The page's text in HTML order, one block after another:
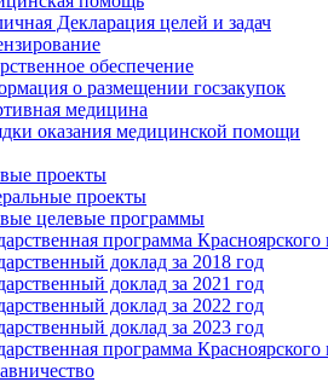
Декларация целей и задач
обеспечение
о размещении госзакупок
медицина
оказания медицинской помощи
проекты
проекты
целевые программы
программа
доклад за 2018 год
доклад за 2021 год
доклад за 2022 год
доклад за 2023 год
программа